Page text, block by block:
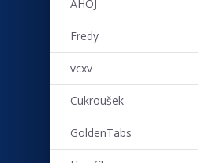
AHOJ
Fredy
vcxv
Cukroušek
GoldenTabs